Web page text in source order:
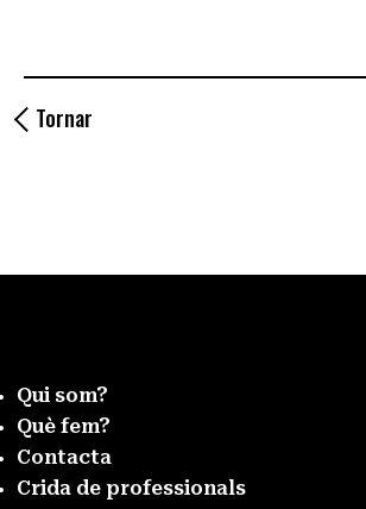
Tornar
Qui som?
Què fem?
Contacta
Crida de professionals